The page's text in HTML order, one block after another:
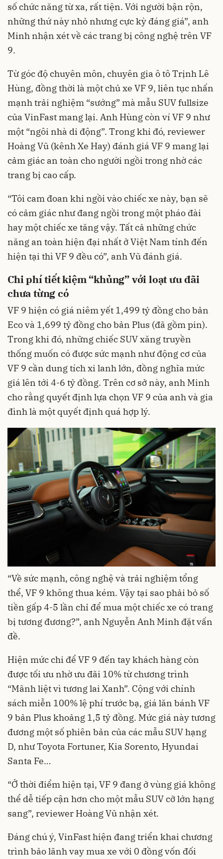
số chức năng từ xa, rất tiện. Với người bận rộn,
những thứ này nhỏ nhưng cực kỳ đáng giá”, anh
Minh nhận xét về các trang bị công nghệ trên VF
9.
Từ góc độ chuyên môn, chuyên gia ô tô Trịnh Lê
Hùng, đồng thời là một chủ xe VF 9, liên tục nhấn
mạnh trải nghiệm “sướng” mà mẫu SUV fullsize
của VinFast mang lại. Anh Hùng còn ví VF 9 như
một “ngôi nhà di động”. Trong khi đó, reviewer
Hoàng Vũ (kênh Xe Hay) đánh giá VF 9 mang lại
cảm giác an toàn cho người ngồi trong nhờ các
trang bị cao cấp.
“Tôi cam đoan khi ngồi vào chiếc xe này, bạn sẽ
có cảm giác như đang ngồi trong một pháo đài
hay một chiếc xe tăng vậy. Tất cả những chức
năng an toàn hiện đại nhất ở Việt Nam tính đến
hiện tại thì VF 9 đều có”, anh Vũ đánh giá.
Chi phí tiết kiệm “khủng” với loạt ưu đãi
chưa từng có
VF 9 hiện có giá niêm yết 1,499 tỷ đồng cho bản
Eco và 1,699 tỷ đồng cho bản Plus (đã gồm pin).
Trong khi đó, những chiếc SUV xăng truyền
thống muốn có được sức mạnh như động cơ của
VF 9 cần dung tích xi lanh lớn, đồng nghĩa mức
giá lên tới 4-6 tỷ đồng. Trên cơ sở này, anh Minh
cho rằng quyết định lựa chọn VF 9 của anh và gia
đình là một quyết định quá hợp lý.
“Về sức mạnh, công nghệ và trải nghiệm tổng
thể, VF 9 không thua kém. Vậy tại sao phải bỏ số
tiền gấp 4-5 lần chỉ để mua một chiếc xe có trang
bị tương đương?”, anh Nguyễn Anh Minh đặt vấn
đề.
Hiện mức chi để VF 9 đến tay khách hàng còn
được tối ưu nhờ ưu đãi 10% từ chương trình
“Mãnh liệt vì tương lai Xanh”. Cộng với chính
sách miễn 100% lệ phí trước bạ, giá lăn bánh VF
9 bản Plus khoảng 1,5 tỷ đồng. Mức giá này tương
đương một số phiên bản của các mẫu SUV hạng
D, như Toyota Fortuner, Kia Sorento, Hyundai
Santa Fe…
“Ở thời điểm hiện tại, VF 9 đang ở vùng giá không
thể dễ tiếp cận hơn cho một mẫu SUV cỡ lớn hạng
sang”, reviewer Hoàng Vũ nhận xét.
Đáng chú ý, VinFast hiện đang triển khai chương
trình bảo lãnh vay mua xe với 0 đồng vốn đối